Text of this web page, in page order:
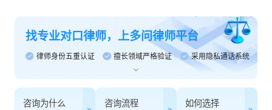
找专业对口律师，上多问律师平台
律师身份五重认证 擅长领域严格验证 采用隐私通话系统
咨询为什么
咨询流程
如何选择